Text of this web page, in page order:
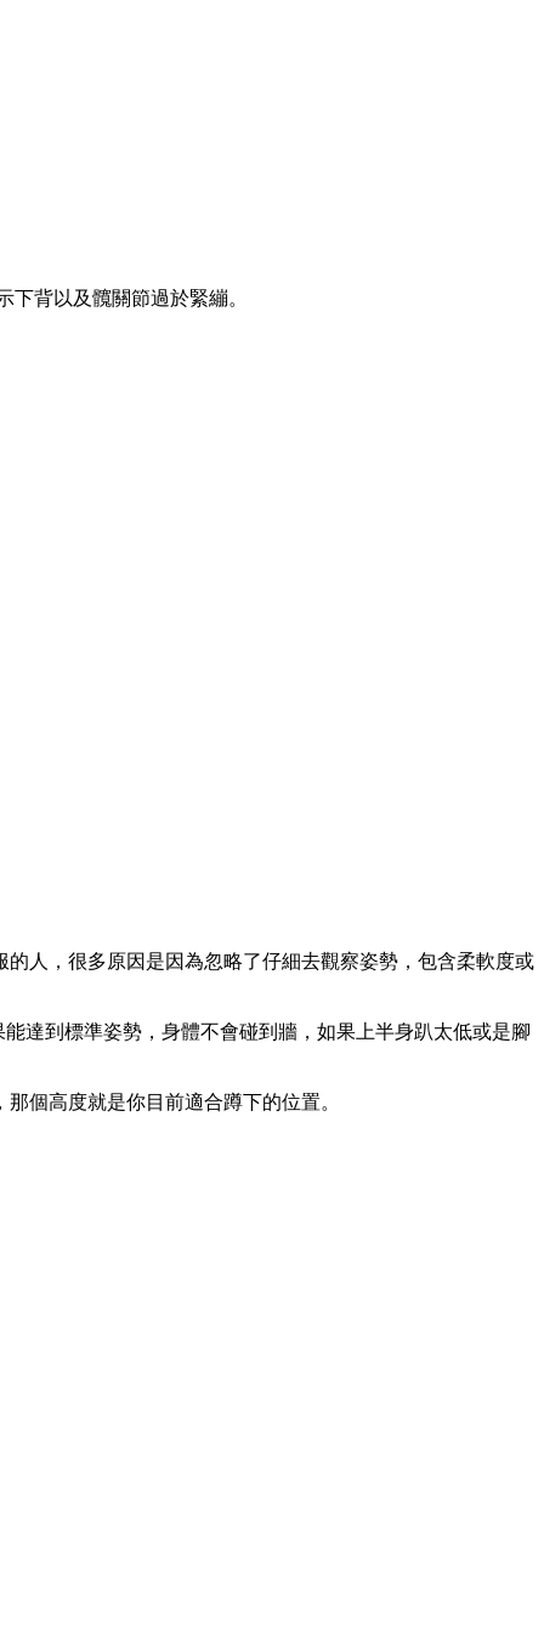
下背以及髖關節過於緊繃。
人，很多原因是因為忽略了仔細去觀察姿勢，包含柔軟度或
達到標準姿勢，身體不會碰到牆，如果上半身趴太低或是腳
個高度就是你目前適合蹲下的位置。